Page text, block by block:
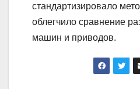
стандартизировало
облегчило сравнение
машин и приводов.